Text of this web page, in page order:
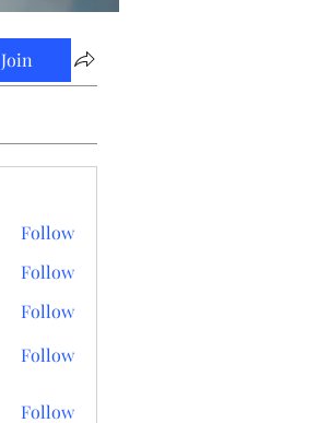
Join
Follow
Follow
Follow
Follow
Follow